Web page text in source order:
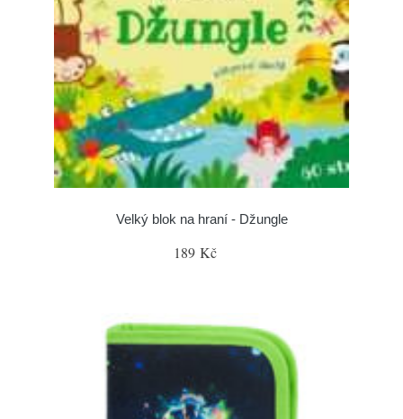
Velký blok na hraní - Džungle
189 Kč